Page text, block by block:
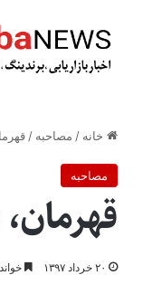
خانه / مصاحبه /
مصاحبه
۲۰ خرداد ۱۳۹۷ خواندن